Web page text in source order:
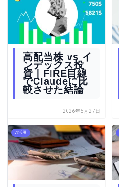
高配当株 vs イ
ンデックス投
資｜FIRE目線
でClaudeに比
較させた結論
2026年6月27日
AI活用